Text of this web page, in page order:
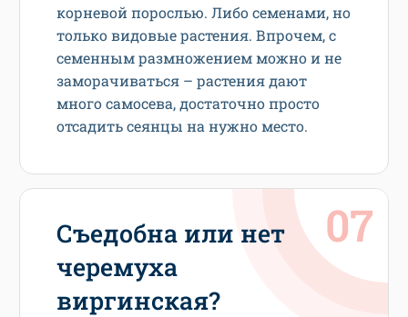
корневой порослью. Либо семенами, но
только видовые растения. Впрочем, с
семенным размножением можно и не
заморачиваться – растения дают
много самосева, достаточно просто
отсадить сеянцы на нужно место.
Съедобна или нет
черемуха
виргинская?